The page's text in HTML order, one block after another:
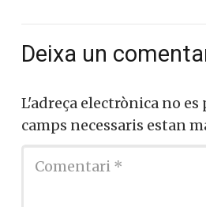
Deixa un
L'adreça electrònica no es
camps necessaris estan